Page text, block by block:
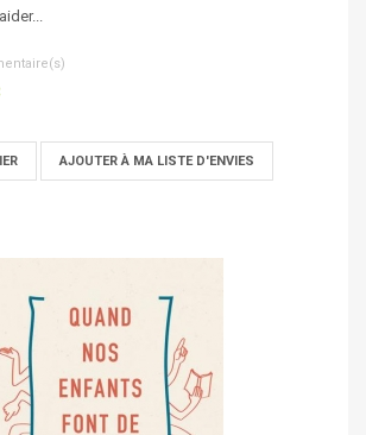
AJOUTER À MA LISTE D'ENVIES